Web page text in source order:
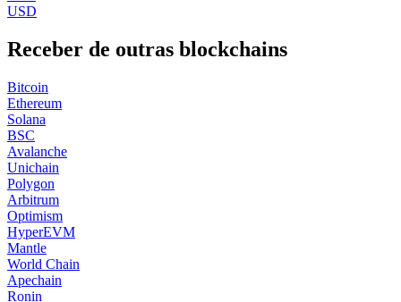
USD
Receber de outras blockchains
Bitcoin
Ethereum
Solana
BSC
Avalanche
Unichain
Polygon
Arbitrum
Optimism
HyperEVM
Mantle
World Chain
Apechain
Ronin